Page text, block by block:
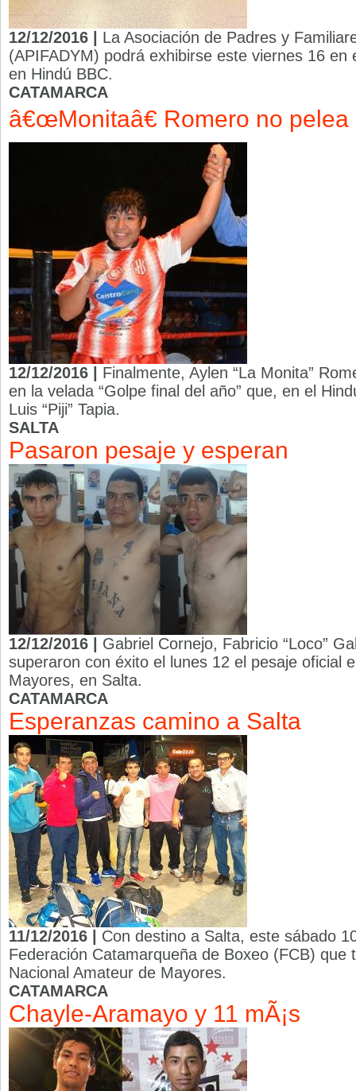
12/12/2016 | La Asociación de Padres y
(APIFADYM) podrá exhibirse este viernes 16 en
en Hindú BBC.
CATAMARCA
â€œMonitaâ€ Romero no pelea
12/12/2016 | Finalmente, Aylen “La Monita”
en la velada “Golpe final del año” que, en el
Luis “Piji” Tapia.
SALTA
Pasaron pesaje y esperan
12/12/2016 | Gabriel Cornejo, Fabricio “Loco”
superaron con éxito el lunes 12 el pesaje oficial
Mayores, en Salta.
CATAMARCA
Esperanzas camino a Salta
11/12/2016 | Con destino a Salta, este sábado
Federación Catamarqueña de Boxeo (FCB) que
Nacional Amateur de Mayores.
CATAMARCA
Chayle-Aramayo y 11 mÃ¡s